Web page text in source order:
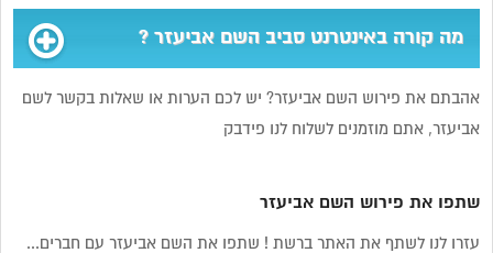
מה קורה באינטרנט סביב השם אביעזר ?
אהבתם את פירוש השם אביעזר? יש לכם הערות או שאלות בקשר לשם
אביעזר, אתם מוזמנים לשלוח לנו פידבק
שתפו את פירוש השם אביעזר
עזרו לנו לשתף את האתר ברשת ! שתפו את השם אביעזר עם חברים...